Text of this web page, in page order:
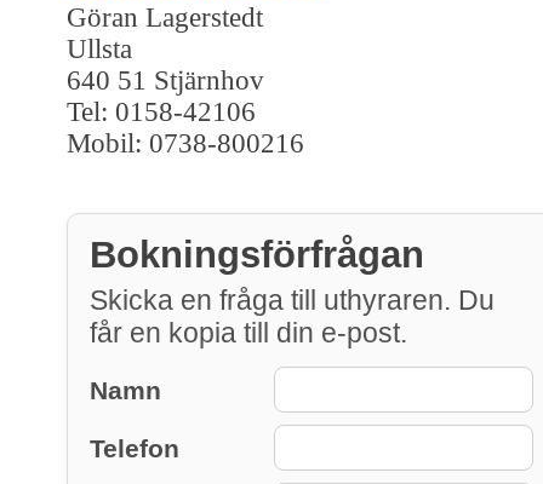
Göran Lagerstedt
Ullsta
640 51 Stjärnhov
Tel: 0158-42106
Mobil: 0738-800216
Bokningsförfrågan
Skicka en fråga till uthyraren. Du
får en kopia till din e-post.
Namn
Telefon